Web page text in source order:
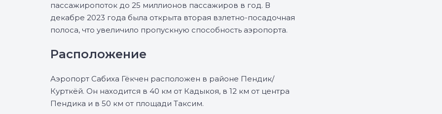
пассажиропоток до 25 миллионов пассажиров в год. В
декабре 2023 года была открыта вторая взлетно-посадочная
полоса, что увеличило пропускную способность аэропорта.
Расположение
Аэропорт Сабиха Гёкчен расположен в районе Пендик/
Курткёй. Он находится в 40 км от Кадыкоя, в 12 км от центра
Пендика и в 50 км от площади Таксим.